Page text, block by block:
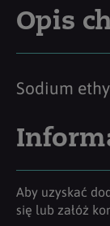
Opis
Sodium
Aby uzyskać
się lub załóż